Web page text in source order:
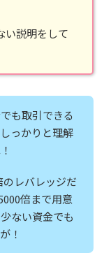
い説明をして
も取引できる
っかりと理解
レバレッジだ
倍まで用意
ない資金でも
！